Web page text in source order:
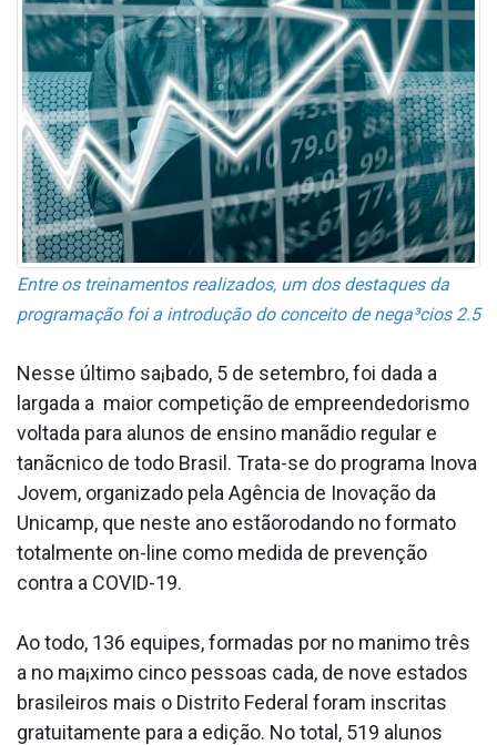
Entre os treinamentos realizados, um dos destaques da
programação foi a introdução do conceito de nega³cios 2.5
Nesse último sa¡bado, 5 de setembro, foi dada a
largada a maior competição de empreendedorismo
voltada para alunos de ensino manãdio regular e
tanãcnico de todo Brasil. Trata-se do programa Inova
Jovem, organizado pela Agência de Inovação da
Unicamp, que neste ano estãorodando no formato
totalmente on-line como medida de prevenção
contra a COVID-19.
Ao todo, 136 equipes, formadas por no ma­nimo três
a no ma¡ximo cinco pessoas cada, de nove estados
brasileiros mais o Distrito Federal foram inscritas
gratuitamente para a edição. No total, 519 alunos